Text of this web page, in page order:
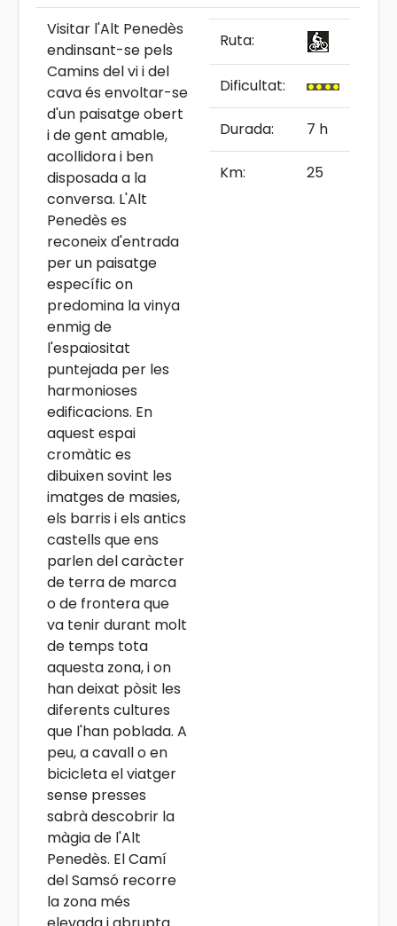
Visitar l'Alt Penedès
endinsant-se pels
Camins del vi i del
cava és envoltar-se
d'un paisatge obert
i de gent amable,
acollidora i ben
disposada a la
conversa. L'Alt
Penedès es
reconeix d'entrada
per un paisatge
específic on
predomina la vinya
enmig de
l'espaiositat
puntejada per les
harmonioses
edificacions. En
aquest espai
cromàtic es
dibuixen sovint les
imatges de masies,
els barris i els antics
castells que ens
parlen del caràcter
de terra de marca
o de frontera que
va tenir durant molt
de temps tota
aquesta zona, i on
han deixat pòsit les
diferents cultures
que l'han poblada. A
peu, a cavall o en
bicicleta el viatger
sense presses
sabrà descobrir la
màgia de l'Alt
Penedès. El Camí
del Samsó recorre
la zona més
Ruta:
Dificultat:
Durada: 7 h
Km: 25